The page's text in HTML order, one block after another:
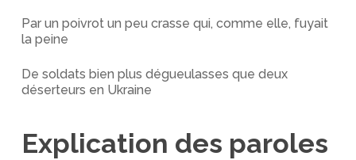
Par un poivrot un peu crasse qui, comme elle, fuyait
la peine
De soldats bien plus dégueulasses que deux
déserteurs en Ukraine
Explication des paroles